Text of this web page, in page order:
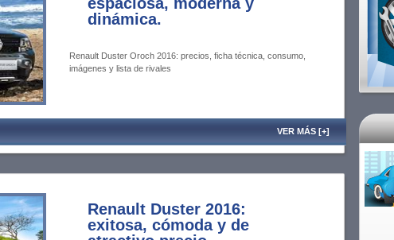
dinámica.
Renault Duster Oroch 2016: precios, ficha técnica, consumo,
imágenes y lista de rivales
VER MÁS [+]
Renault Duster 2016:
exitosa, cómoda y de